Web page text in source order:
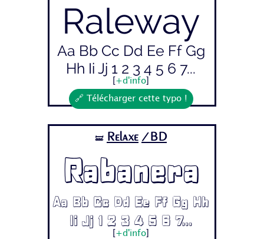
Raleway
Aa Bb Cc Dd Ee Ff Gg
Hh Ii Jj 1 2 3 4 5 6 7...
+d'info
🔗 Télécharger cette typo !
🝛 Relaxe /BD
Rabanera
Aa Bb Cc Dd Ee Ff Gg Hh
Ii Jj 1 2 3 4 5 6 7...
+d'info